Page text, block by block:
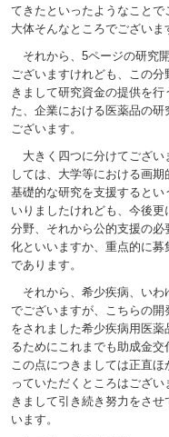
てきたといったようなことで
大体そんなところでございま
それから、5ページの研究
ございますけれども、この
きまして研究資金の提供を
た、企業における医薬品の
ございます。
大きく四つに分けてござい
しては、大学等における画
基礎的な研究を支援するとい
いりましたけれども、今後
分野、それから公的支援の
化といいますか、重点的に
であります。
それから、希少疾病、いわ
でございますが、こちらの
をされました希少疾病用医
るためにこれまでも助成金交
この点につきましては正直
っていただくところはござ
きまして引き続き努力をさ
います。